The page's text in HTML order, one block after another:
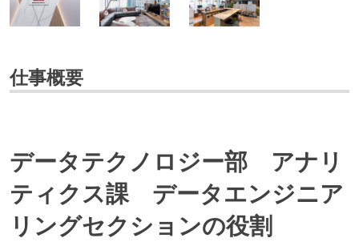
仕事概要
データテクノロジー部 アナリ
ティクス課 データエンジニア
リングセクションの役割